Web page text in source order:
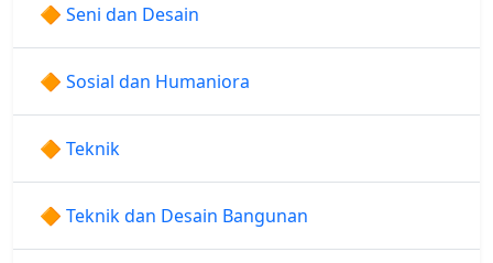
🔶 Seni dan Desain
🔶 Sosial dan Humaniora
🔶 Teknik
🔶 Teknik dan Desain Bangunan